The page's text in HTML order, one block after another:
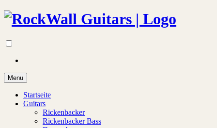
Menu
Startseite
Guitars
Rickenbacker
Rickenbacker Bass